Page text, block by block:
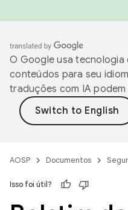
O Google usa
conteúdos para seu
traduções com IA
AOSP Documentos
Isso foi útil?